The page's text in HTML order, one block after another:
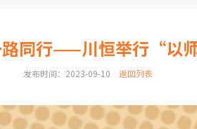
路同行——川恒举行“以
发布时间：2023-09-10 返回列表